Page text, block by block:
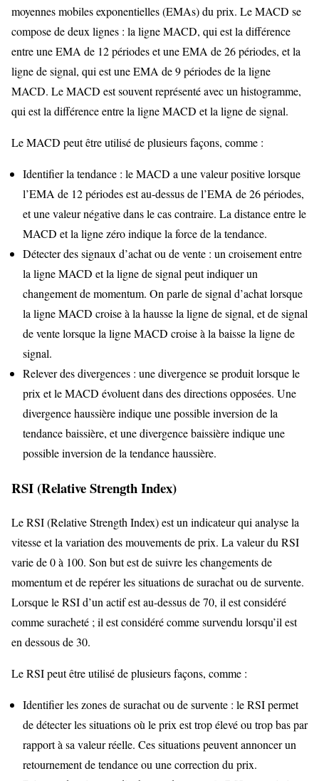
moyennes mobiles exponentielles (EMAs) du prix. Le MACD se
compose de deux lignes : la ligne MACD, qui est la différence
entre une EMA de 12 périodes et une EMA de 26 périodes, et la
ligne de signal, qui est une EMA de 9 périodes de la ligne
MACD. Le MACD est souvent représenté avec un histogramme,
qui est la différence entre la ligne MACD et la ligne de signal.
Le MACD peut être utilisé de plusieurs façons, comme :
Identifier la tendance : le MACD a une valeur positive lorsque
l’EMA de 12 périodes est au-dessus de l’EMA de 26 périodes,
et une valeur négative dans le cas contraire. La distance entre le
MACD et la ligne zéro indique la force de la tendance.
Détecter des signaux d’achat ou de vente : un croisement entre
la ligne MACD et la ligne de signal peut indiquer un
changement de momentum. On parle de signal d’achat lorsque
la ligne MACD croise à la hausse la ligne de signal, et de signal
de vente lorsque la ligne MACD croise à la baisse la ligne de
signal.
Relever des divergences : une divergence se produit lorsque le
prix et le MACD évoluent dans des directions opposées. Une
divergence haussière indique une possible inversion de la
tendance baissière, et une divergence baissière indique une
possible inversion de la tendance haussière.
RSI (Relative Strength Index)
Le RSI (Relative Strength Index) est un indicateur qui analyse la
vitesse et la variation des mouvements de prix. La valeur du RSI
varie de 0 à 100. Son but est de suivre les changements de
momentum et de repérer les situations de surachat ou de survente.
Lorsque le RSI d’un actif est au-dessus de 70, il est considéré
comme suracheté ; il est considéré comme survendu lorsqu’il est
en dessous de 30.
Le RSI peut être utilisé de plusieurs façons, comme :
Identifier les zones de surachat ou de survente : le RSI permet
de détecter les situations où le prix est trop élevé ou trop bas par
rapport à sa valeur réelle. Ces situations peuvent annoncer un
retournement de tendance ou une correction du prix.